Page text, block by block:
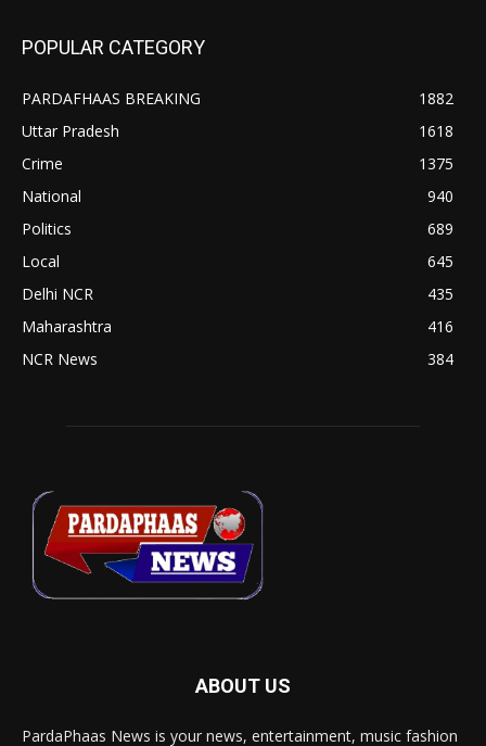
POPULAR CATEGORY
PARDAFHAAS BREAKING
1882
Uttar Pradesh
1618
Crime
1375
National
940
Politics
689
Local
645
Delhi NCR
435
Maharashtra
416
NCR News
384
ABOUT US
PardaPhaas News is your news, entertainment, music fashion